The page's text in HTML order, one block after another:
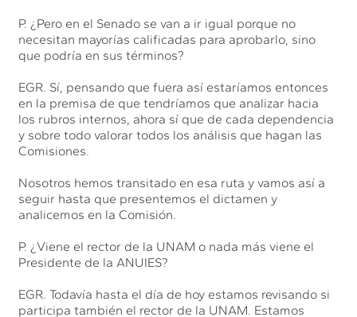
P. ¿Pero en el Senado se van a ir igual porque no
necesitan mayorías calificadas para aprobarlo, sino
que podría en sus términos?
EGR. Sí, pensando que fuera así estaríamos entonces
en la premisa de que tendríamos que analizar hacia
los rubros internos, ahora sí que de cada dependencia
y sobre todo valorar todos los análisis que hagan las
Comisiones.
Nosotros hemos transitado en esa ruta y vamos así a
seguir hasta que presentemos el dictamen y
analicemos en la Comisión.
P. ¿Viene el rector de la UNAM o nada más viene el
Presidente de la ANUIES?
EGR. Todavía hasta el día de hoy estamos revisando si
participa también el rector de la UNAM. Estamos